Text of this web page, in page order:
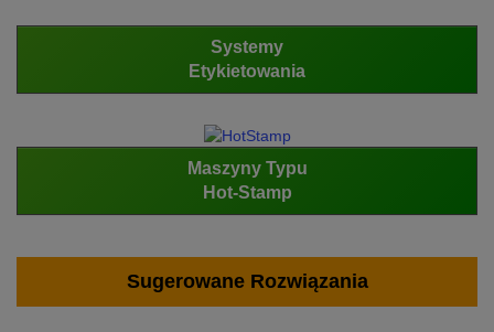
Systemy
Etykietowania
Maszyny Typu
Hot-Stamp
Sugerowane Rozwiązania